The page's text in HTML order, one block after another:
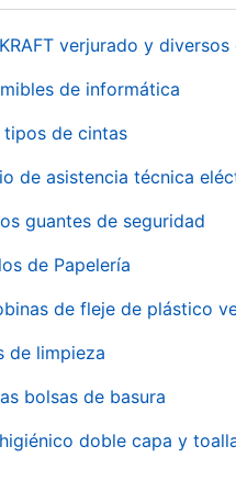
verjurado y
de informática
tipos de cintas
de asistencia técnica
guantes de seguridad
de Papelería
de fleje de plástico
de limpieza
bolsas de basura
doble capa y